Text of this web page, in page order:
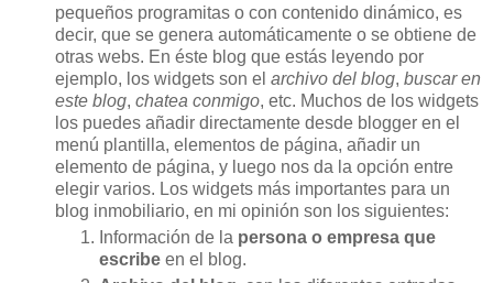
pequeños programitas o con contenido dinámico, es
decir, que se genera automáticamente o se obtiene de
otras webs. En éste blog que estás leyendo por
ejemplo, los widgets son el archivo del blog, buscar en
este blog, chatea conmigo, etc. Muchos de los widgets
los puedes añadir directamente desde blogger en el
menú plantilla, elementos de página, añadir un
elemento de página, y luego nos da la opción entre
elegir varios. Los widgets más importantes para un
blog inmobiliario, en mi opinión son los siguientes:
Información de la persona o empresa que
escribe en el blog.